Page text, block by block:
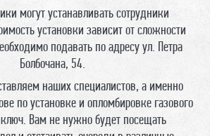
могут устанавливать сотрудники
установки зависит от сложности
подавать по адресу ул. Петра
Болбочана, 54.
наших специалистов, а именно
по установке и опломбировке газового
Вам не нужно будет посещать